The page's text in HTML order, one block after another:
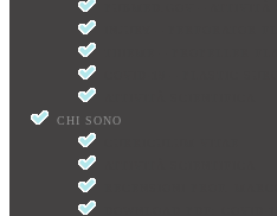
CHI SONO